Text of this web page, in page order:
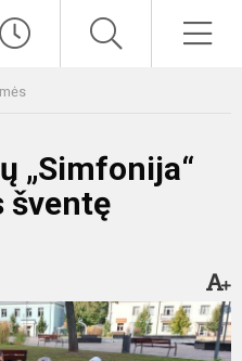
„Simfonija“
šventę